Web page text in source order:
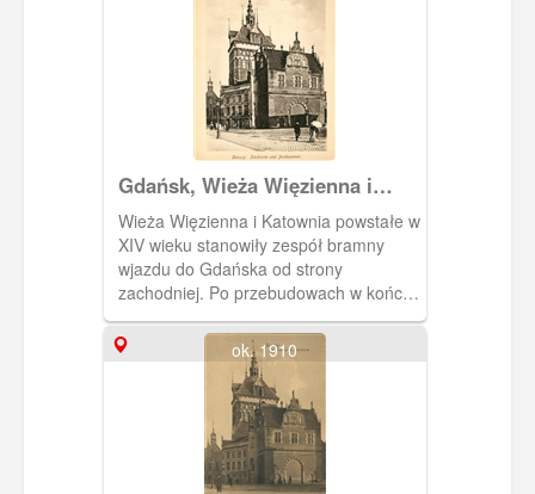
Gdańsk, Wieża Więzienna i
Katownia
Wieża Więzienna i Katownia powstałe w
XIV wieku stanowiły zespół bramny
wjazdu do Gdańska od strony
zachodniej. Po przebudowach w końcu
wieku XVI obie budowle zmieniły
charakter na obiekty penitencjarne, zaś
ruch przeniesiono na obie strony
zespołu a bramą wjazdową
ustanowiono Bramę Wyżynną, której
fragment widać z lewej strony.
Fotografia pochodzi z albumu "Danzig
und Umgebung in Bildern".
ok. 1910